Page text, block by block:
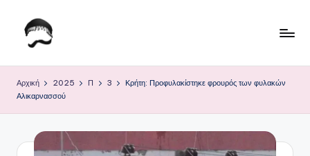
Μετάβαση
ο
Κ
Αρχική 2025 Π 3
Κρήτη: Προφυλακίστηκε φρουρός των φυλακών
Αλικαρνασσού